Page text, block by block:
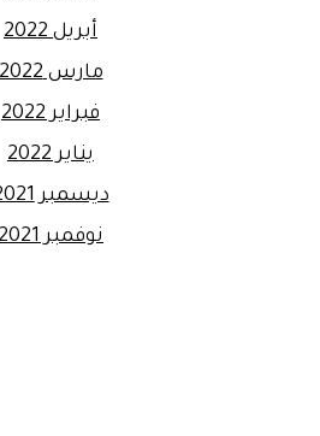
أبريل 2022
مارس 2022
فبراير 2022
يناير 2022
ديسمبر 2021
نوفمبر 2021